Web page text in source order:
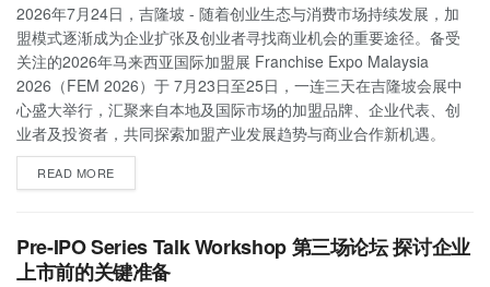
2026年7月24日，吉隆坡 - 随着创业生态与消费市场持续发展，加
盟模式逐渐成为企业扩张及创业者寻找商业机会的重要途径。备受
关注的2026年马来西亚国际加盟展 Franchise Expo Malaysia
2026（FEM 2026）于 7月23日至25日，一连三天在吉隆坡会展中
心盛大举行，汇聚来自本地及国际市场的加盟品牌、企业代表、创
业者及投资者，共同探索加盟产业发展趋势与商业合作新机遇。
READ MORE
Pre-IPO Series Talk Workshop 第三场论坛 探讨企业
上市前的关键准备